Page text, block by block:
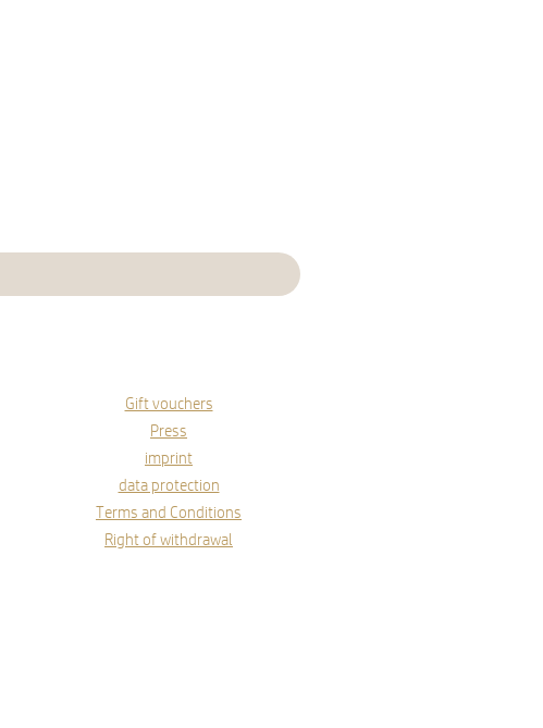
Gift vouchers
Press
imprint
data protection
Terms and Conditions
Right of withdrawal